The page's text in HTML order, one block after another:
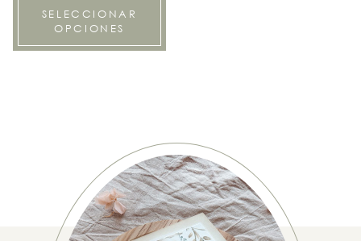
SELECCIONAR
OPCIONES